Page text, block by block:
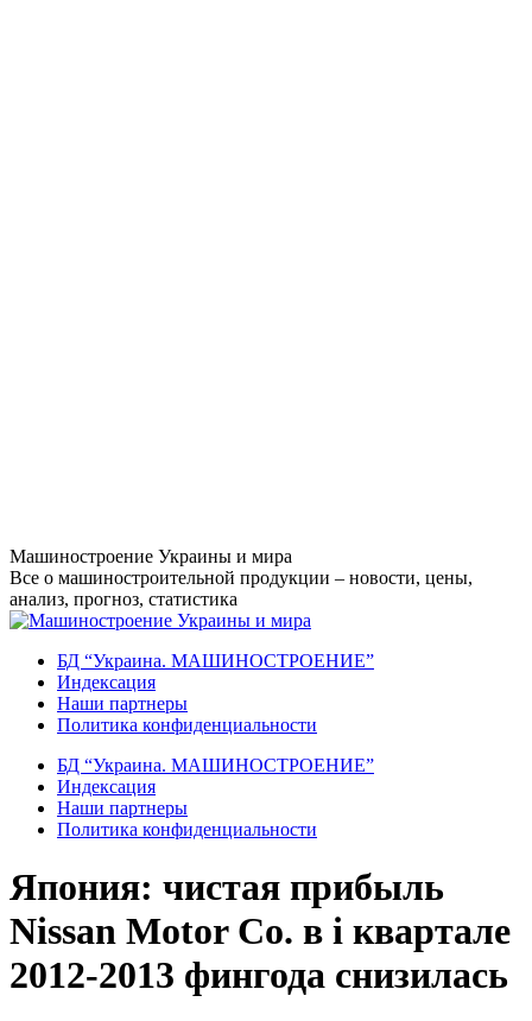
Перейти
к
содержанию
Машиностроение Украины и мира
Все о машиностроительной продукции – новости, цены,
анализ, прогноз, статистика
БД “Украина. МАШИНОСТРОЕНИЕ”
Индекcация
Наши партнеры
Политика конфиденциальности
БД “Украина. МАШИНОСТРОЕНИЕ”
Индекcация
Наши партнеры
Политика конфиденциальности
Япония: чистая прибыль
Nissan Motor Co. в i квартале
2012-2013 фингода снизилась